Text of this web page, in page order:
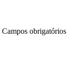
Campos obrigatórios